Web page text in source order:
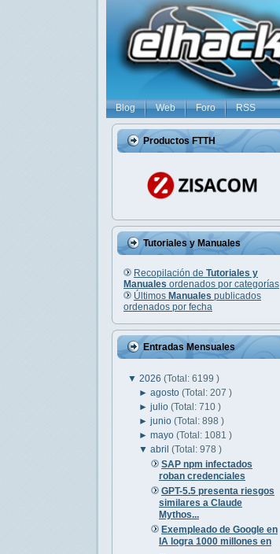
Blog Web Foro RSS
Productos FTTH
Tutoriales y Manuales
Recopilación de Tutoriales y
Manuales ordenados por categorías
Últimos Manuales publicados
ordenados por fecha
Entradas Mensuales
▼ 2026 (Total: 6199 )
►agosto(Total: 207 )
►julio(Total: 710 )
►junio(Total: 898 )
►mayo(Total: 1081 )
▼abril(Total: 978 )
SAP npm infectados
roban credenciales
GPT-5.5 presenta riesgos
similares a Claude
Mythos...
Exempleado de Google en
IA logra 1000 millones en